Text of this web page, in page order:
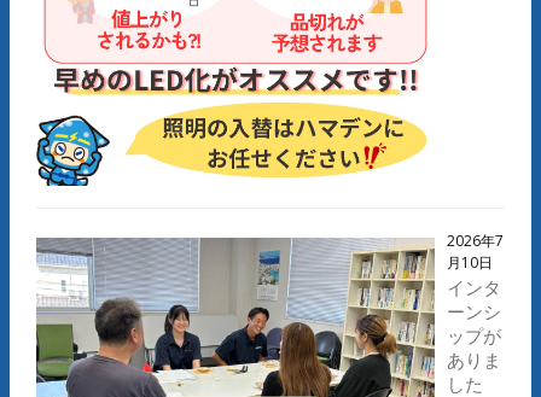
2026年7
月10日
インタ
ーンシ
ップが
ありま
した